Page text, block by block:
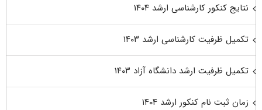
نتایج کنکور کارشناسی ارشد ۱۴۰۴
تکمیل ظرفیت کارشناسی ارشد ۱۴۰۳
تکمیل ظرفیت ارشد دانشگاه آزاد ۱۴۰۳
زمان ثبت نام کنکور ارشد ۱۴۰۴